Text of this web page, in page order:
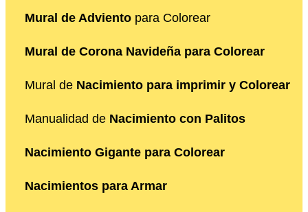
Mural de Adviento para Colorear
Mural de Corona Navideña para Colorear
Mural de Nacimiento para imprimir y Colorear
Manualidad de Nacimiento con Palitos
Nacimiento Gigante para Colorear
Nacimientos para Armar